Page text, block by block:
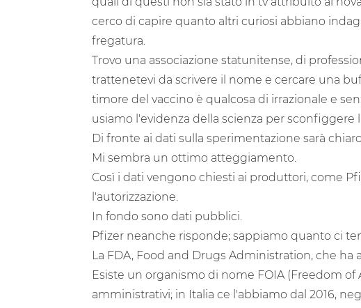
cerco di capire quanto altri curiosi abbiano
fregatura.
Trovo una associazione statunitense, di
trattenetevi da scrivere il nome e cercare una
timore del vaccino è qualcosa di irrazionale e
usiamo l'evidenza della scienza per sconfiggere
Di fronte ai dati sulla sperimentazione sarà
Mi sembra un ottimo atteggiamento.
Così i dati vengono chiesti ai produttori, come
l'autorizzazione.
In fondo sono dati pubblici.
Pfizer neanche risponde; sappiamo quanto ci
La FDA, Food and Drugs Administration, che
Esiste un organismo di nome FOIA (Freedom
amministrativi; in Italia ce l'abbiamo dal 2016,